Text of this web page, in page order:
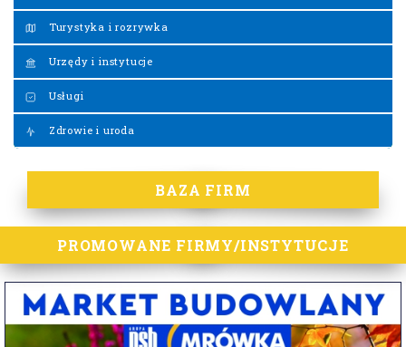
Turystyka i rozrywka
Urzędy i instytucje
Usługi
Zdrowie i uroda
BAZA FIRM
PROMOWANE FIRMY/INSTYTUCJE